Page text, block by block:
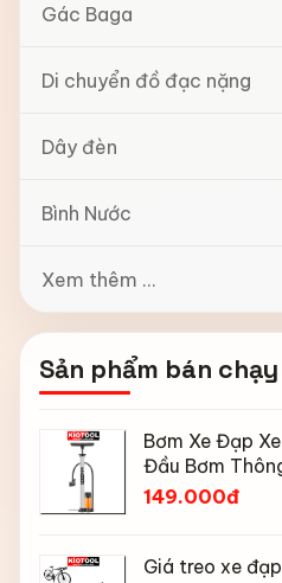
Gác Baga
Di chuyển đồ đạc nặng
Dây đèn
Bình Nước
Xem thêm ...
Sản phẩm bán chạy
Bơm Xe Đạp
Đầu Bơm
Đồng Hồ 160 PSI
149.000đ
Giá treo xe